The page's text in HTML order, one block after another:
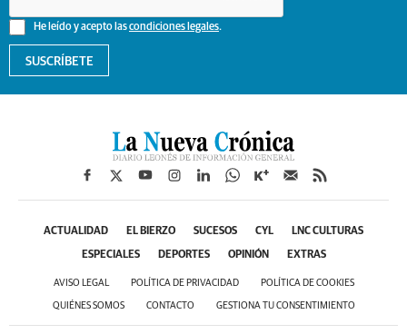
He leído y acepto lascondiciones legales.
SUSCRÍBETE
ACTUALIDAD EL BIERZO SUCESOS CYL LNC CULTURAS
ESPECIALES DEPORTES OPINIÓN EXTRAS
AVISO LEGAL POLÍTICA DE PRIVACIDAD POLÍTICA DE COOKIES
QUIÉNES SOMOS CONTACTO GESTIONA TU CONSENTIMIENTO